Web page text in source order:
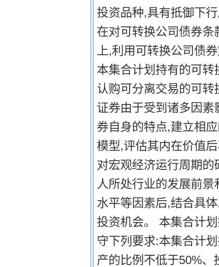
投资品种,具有抵御下
在对可转换公司债券
上,利用可转换公司债
本集合计划持有的可
认购可分离交易的可
证券由于受到诸多因
券自身的特点,建立相
模型,评估其内在价值
对宏观经济运行周期
人所处行业的发展前
水平等因素后,结合具
投资机会。 本集合计
守下列要求:本集合计
产的比例不低于50%